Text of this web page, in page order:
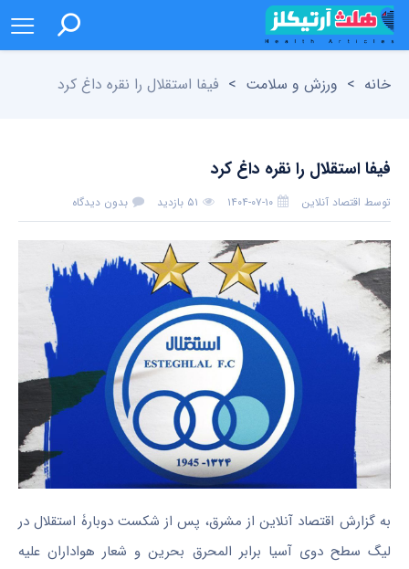
خانه > ورزش و سلامت > فیفا استقلال را نقره داغ کرد
فیفا استقلال را نقره داغ کرد
توسط اقتصاد آنلاین ۱۴۰۴-۰۷-۱۰ ۵۱ بازدید بدون دیدگاه
به گزارش اقتصاد آنلاین از مشرق،‌ پس از شکست دوبارۀ استقلال در
لیگ سطح دوی آسیا برابر المحرق بحرین و شعار هواداران علیه